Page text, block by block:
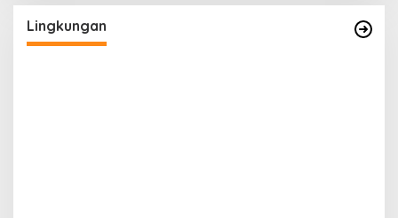
Lingkungan